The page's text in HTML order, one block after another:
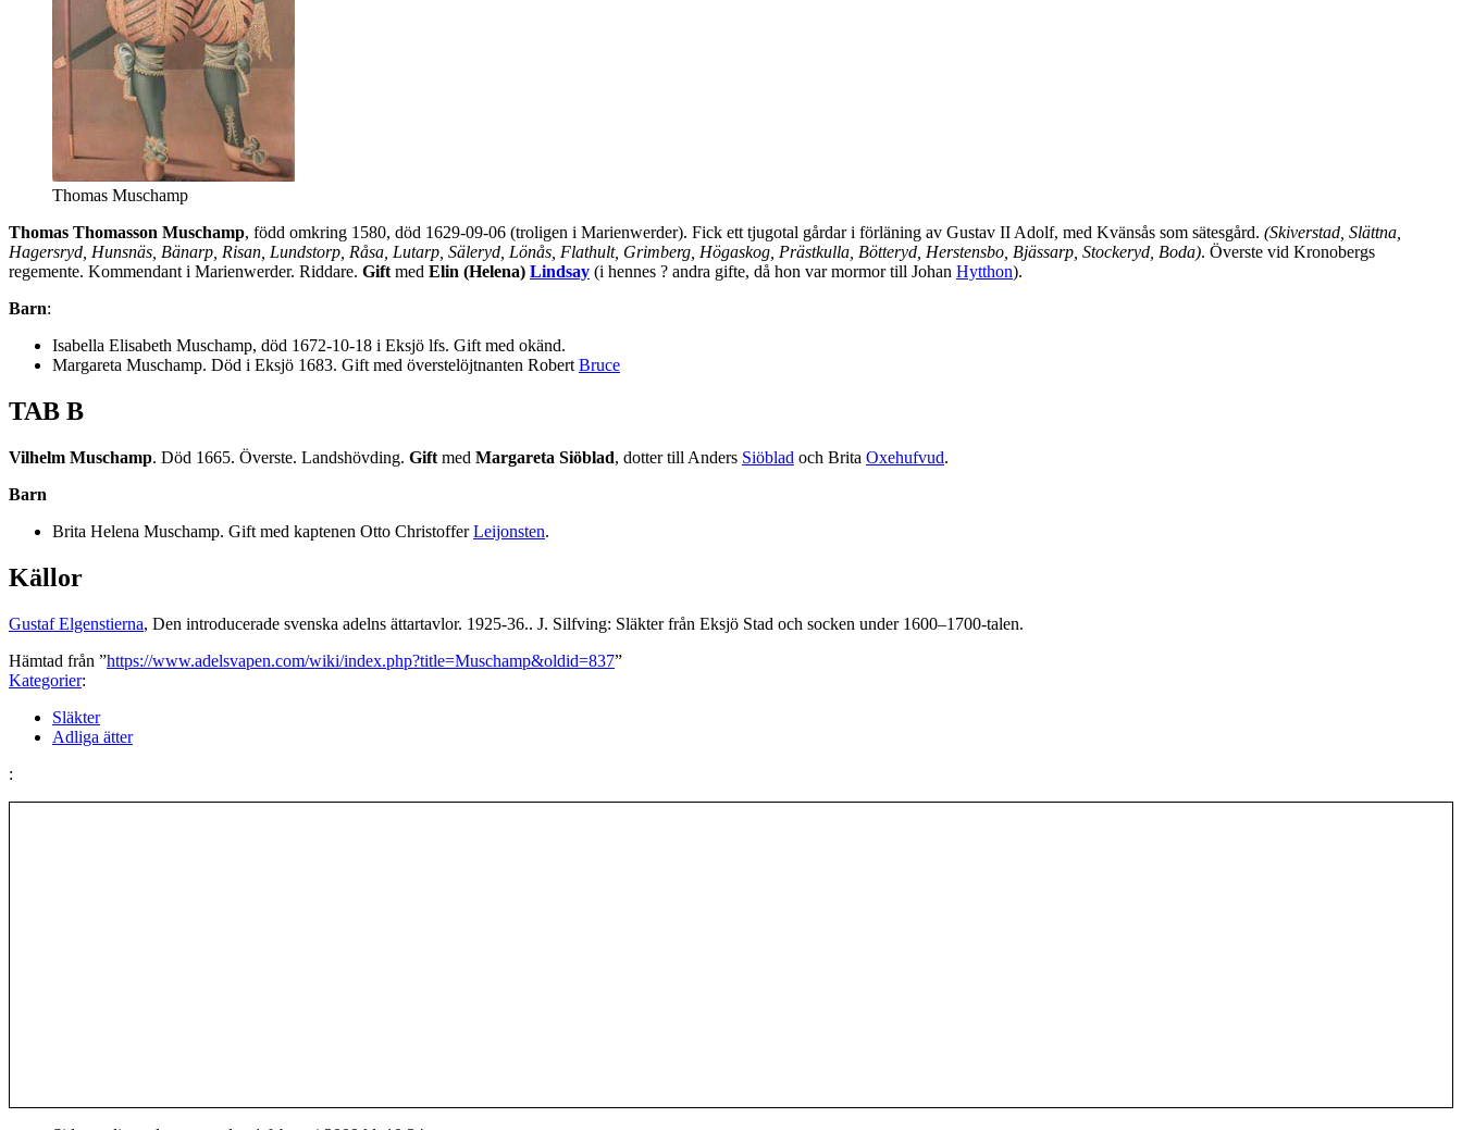
Thomas Muschamp
Thomas Thomasson Muschamp, född omkring 1580, död 1629-09-06 (troligen i Marienwerder). Fick ett tjugotal gårdar i förläning av Gustav II Adolf, med Kvänsås som sätesgård. (Skiverstad, Slättna,
Hagersryd, Hunsnäs, Bänarp, Risan, Lundstorp, Råsa, Lutarp, Säleryd, Lönås, Flathult, Grimberg, Högaskog, Prästkulla, Bötteryd, Herstensbo, Bjässarp, Stockeryd, Boda). Överste vid Kronobergs
regemente. Kommendant i Marienwerder. Riddare. Gift med Elin (Helena) Lindsay (i hennes ? andra gifte, då hon var mormor till Johan Hytthon).
Barn:
Isabella Elisabeth Muschamp, död 1672-10-18 i Eksjö lfs. Gift med okänd.
Margareta Muschamp. Död i Eksjö 1683. Gift med överstelöjtnanten Robert Bruce
TAB B
Vilhelm Muschamp. Död 1665. Överste. Landshövding. Gift med Margareta Siöblad, dotter till Anders Siöblad och Brita Oxehufvud.
Barn
Brita Helena Muschamp. Gift med kaptenen Otto ChristofferLeijonsten.
Källor
Gustaf Elgenstierna, Den introducerade svenska adelns ättartavlor. 1925-36.. J. Silfving: Släkter från Eksjö Stad och socken under 1600–1700-talen.
Hämtad från ”https://www.adelsvapen.com/wiki/index.php?title=Muschamp&oldid=837”
Kategorier:
Släkter
Adliga ätter
: